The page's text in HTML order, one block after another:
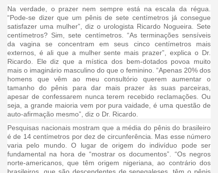
Na verdade, o prazer nem sempre está na escala da régua.
“Pode-se dizer que um pênis de sete centímetros já consegue
satisfazer uma mulher”, diz o urologista Ricardo Nogueira. Sete
centímetros? Sim, sete centímetros. “As terminações sensíveis
da vagina se concentram em seus cinco centímetros mais
externos, é ali que a mulher sente mais prazer”, explica o Dr.
Ricardo. Ele diz que a mística dos bem-dotados povoa muito
mais o imaginário masculino do que o feminino. “Apenas 20% dos
homens que vêm ao meu consultório querem aumentar o
tamanho do pênis para dar mais prazer às suas parceiras,
apesar de confessarem nunca terem recebido reclamações. Ou
seja, a grande maioria vem por pura vaidade, é uma questão de
auto-afirmação mesmo”, diz o Dr. Ricardo.
Pesquisas nacionais mostram que a média do pênis do brasileiro
é de 14 centímetros por dez de circunferência. Mas esse número
varia pelo mundo. O lugar de origem do indivíduo pode ser
fundamental na hora de “mostrar os documentos”. “Os negros
norte-americanos, que têm origem nigeriana, ao contrário dos